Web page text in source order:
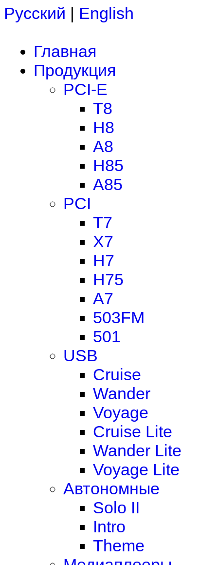
Русский | English
Главная
Продукция
PCI-E
T8
H8
A8
H85
A85
PCI
T7
X7
H7
H75
A7
503FM
501
USB
Cruise
Wander
Voyage
Cruise Lite
Wander Lite
Voyage Lite
Автономные
Solo II
Intro
Theme